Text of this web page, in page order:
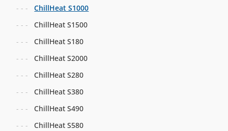
ChillHeat S1000
ChillHeat S1500
ChillHeat S180
ChillHeat S2000
ChillHeat S280
ChillHeat S380
ChillHeat S490
ChillHeat S580